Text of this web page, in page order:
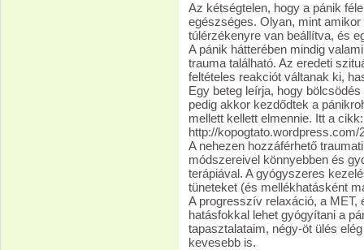
Az kétségtelen, hogy a pánik
egészséges. Olyan, mint
túlérzékenyre van beállítva, és
A pánik hátterében mindig
trauma található. Az eredeti
feltételes reakciót váltanak ki,
Egy beteg leírja, hogy
pedig akkor kezdődtek a
mellett kellett elmennie. Itt a cikk:
http://kopogtato.wordpress.com/
A nehezen hozzáférhető
módszereivel könnyebben és
terápiával. A gyógyszeres
tüneteket (és mellékhatásként
A progresszív relaxáció, a MET,
hatásfokkal lehet gyógyítani a
tapasztalataim, négy-öt ülés
kevesebb is.